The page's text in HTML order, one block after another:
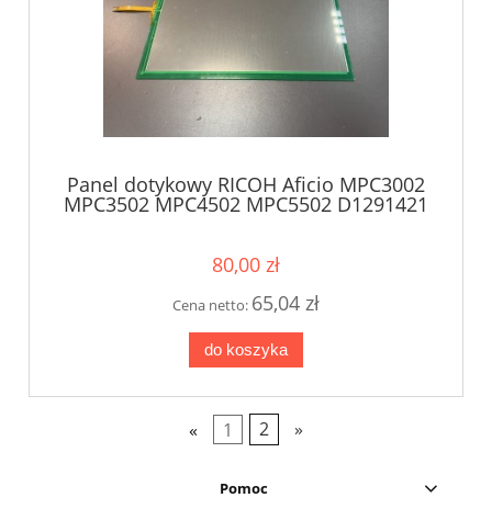
Panel dotykowy RICOH Aficio MPC3002
MPC3502 MPC4502 MPC5502 D1291421
80,00 zł
Cena netto: 65,04 zł
do koszyka
« 1 2 »
Pomoc